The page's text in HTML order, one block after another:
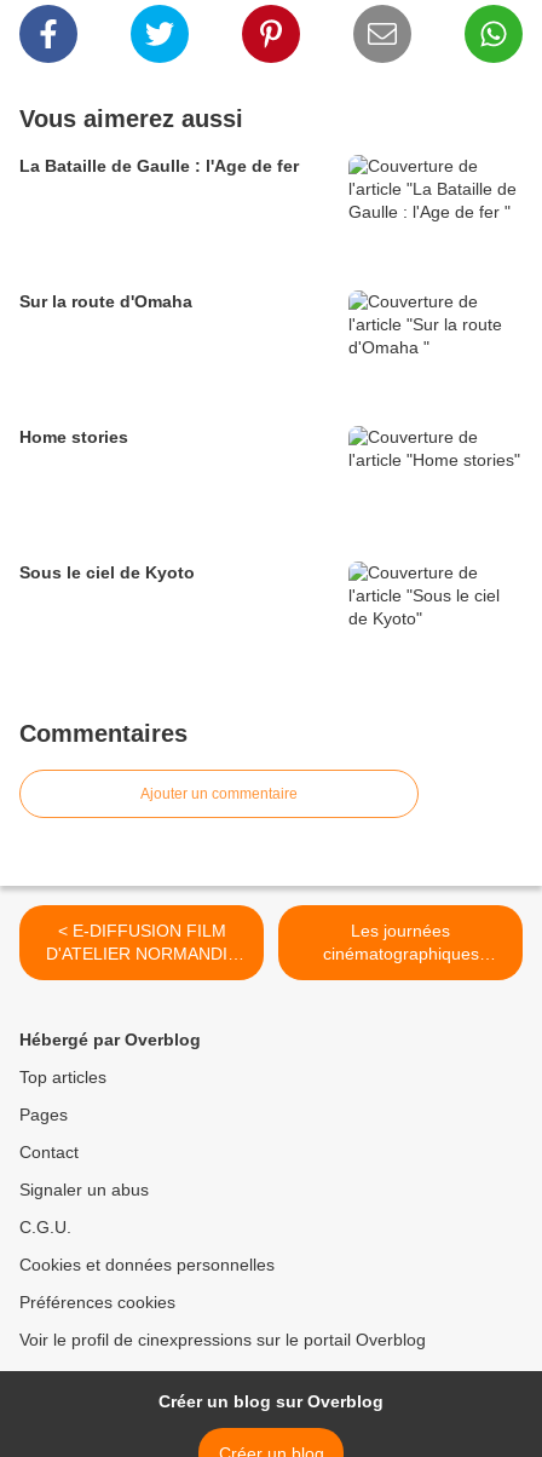
Vous aimerez aussi
La Bataille de Gaulle : l'Age de fer
Sur la route d'Omaha
Home stories
Sous le ciel de Kyoto
Commentaires
Ajouter un commentaire
< E-DIFFUSION FILM
D'ATELIER NORMANDIE
IMAGES
Les journées
cinématographiques
21°édition du 10 au 30
Hébergé par Overblog
Top articles
Pages
Contact
Signaler un abus
C.G.U.
Cookies et données personnelles
Préférences cookies
Voir le profil de cinexpressions sur le portail Overblog
Créer un blog sur Overblog